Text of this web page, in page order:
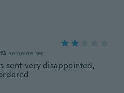
13 anmeldelser
sent very disappointed,